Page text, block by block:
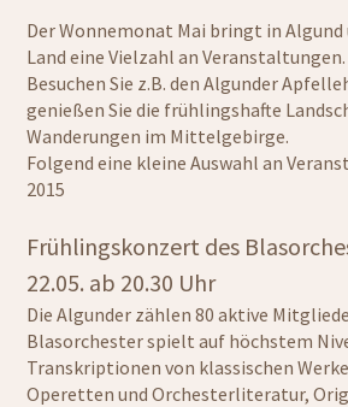
Der Wonnemonat Mai bringt in Algund
Land eine Vielzahl an Veranstaltungen.
Besuchen Sie z.B. den Algunder
genießen Sie die frühlingshafte
Wanderungen im Mittelgebirge.
Folgend eine kleine Auswahl an
2015
Frühlingskonzert des
22.05. ab 20.30 Uhr
Die Algunder zählen 80 aktive
Blasorchester spielt auf höchstem
Transkriptionen von klassischen
Operetten und Orchesterliteratur,